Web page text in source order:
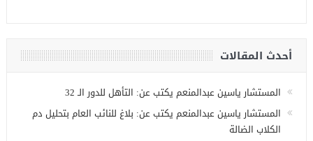
أحدث المقالات
المستشار ياسين عبدالمنعم يكتب عن: التأهل للدور الـ 32
المستشار ياسين عبدالمنعم يكتب عن: بلاغ للنائب العام بتحليل دم
الكلاب الضالة